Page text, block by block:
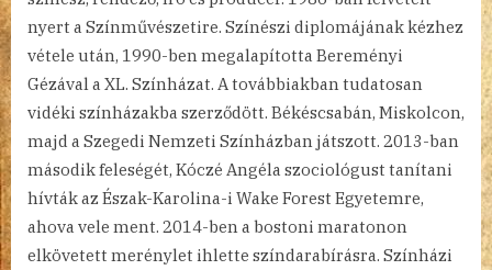
nyert a Színművészetire. Színészi diplomájának kézhez
vétele után, 1990-ben megalapította Bereményi
Gézával a XL. Színházat. A továbbiakban tudatosan
vidéki színházakba szerződött. Békéscsabán, Miskolcon,
majd a Szegedi Nemzeti Színházban játszott. 2013-ban
második feleségét, Kóczé Angéla szociológust tanítani
hívták az Észak-Karolina-i Wake Forest Egyetemre,
ahova vele ment. 2014-ben a bostoni maratonon
elkövetett merénylet ihlette színdarabírásra. Színházi